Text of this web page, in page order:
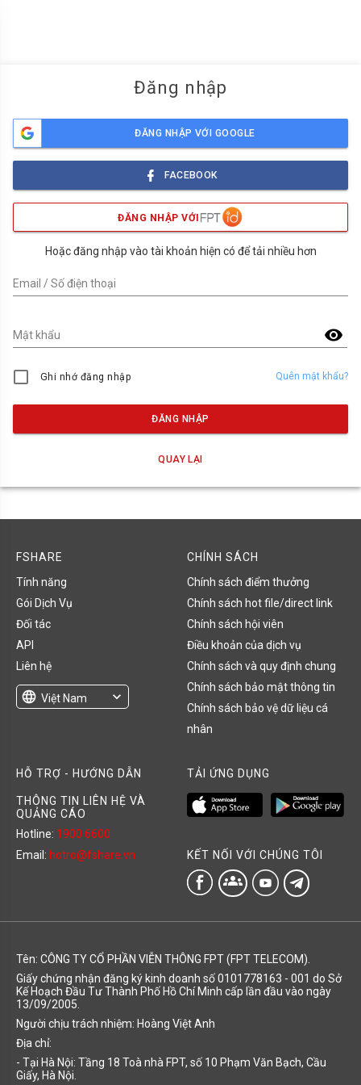
Đăng nhập
ĐĂNG NHẬP VỚI GOOGLE
FACEBOOK
ĐĂNG NHẬP VỚI
Hoặc đăng nhập vào tài khoản hiện có để tải nhiều hơn
Email / Số điện thoại
visibility
Mật khẩu
Ghi nhớ đăng nhập Quên mật khẩu?
ĐĂNG NHẬP
QUAY LẠI
FSHARE
Tính năng
Gói Dịch Vụ
Đối tác
API
Liên hệ
language Việt Nam
expand_more
CHÍNH SÁCH
Chính sách điểm thưởng
Chính sách hot file/direct link
Chính sách hội viên
Điều khoản của dịch vụ
Chính sách và quy định chung
Chính sách bảo mật thông tin
Chính sách bảo vệ dữ liệu cá
nhân
HỖ TRỢ - HƯỚNG DẪN
THÔNG TIN LIÊN HỆ VÀ
QUẢNG CÁO
Hotline: 1900 6600
Email: hotro@fshare.vn
TẢI ỨNG DỤNG
KẾT NỐI VỚI CHÚNG TÔI
groups
Tên: CÔNG TY CỔ PHẦN VIỄN THÔNG FPT (FPT TELECOM).
Giấy chứng nhận đăng ký kinh doanh số 0101778163 - 001 do Sở
Kế Hoạch Đầu Tư Thành Phố Hồ Chí Minh cấp lần đầu vào ngày
13/09/2005.
Người chịu trách nhiệm: Hoàng Việt Anh
Địa chỉ:
- Tại Hà Nội: Tầng 18 Toà nhà FPT, số 10 Phạm Văn Bạch, Cầu
Giấy, Hà Nội.